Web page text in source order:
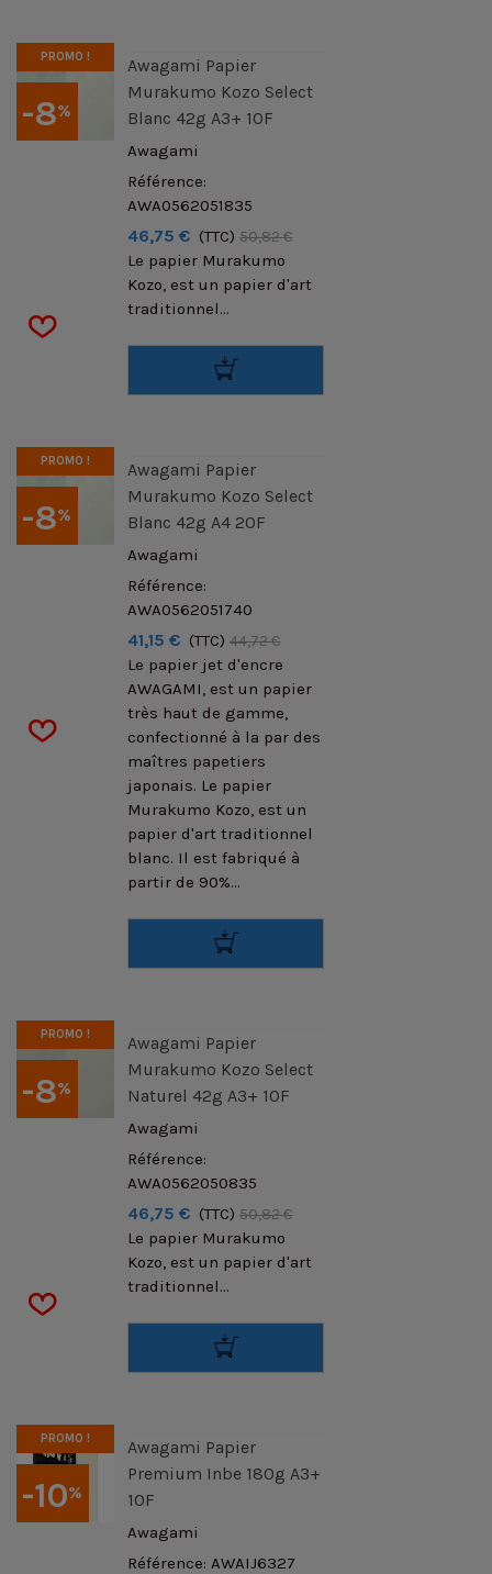
-8%
PROMO !
Awagami Papier
Murakumo Kozo Select
Blanc 42g A3+ 10F
Awagami
Référence:
AWA0562051835
46,75 € (TTC) 50,82 €
Le papier Murakumo
Kozo, est un papier d'art
traditionnel...
-8%
PROMO !
Awagami Papier
Murakumo Kozo Select
Blanc 42g A4 20F
Awagami
Référence:
AWA0562051740
41,15 € (TTC) 44,72 €
Le papier jet d'encre
AWAGAMI, est un papier
très haut de gamme,
confectionné à la par des
maîtres papetiers
japonais. Le papier
Murakumo Kozo, est un
papier d'art traditionnel
blanc. Il est fabriqué à
partir de 90%...
-8%
PROMO !
Awagami Papier
Murakumo Kozo Select
Naturel 42g A3+ 10F
Awagami
Référence:
AWA0562050835
46,75 € (TTC) 50,82 €
Le papier Murakumo
Kozo, est un papier d'art
traditionnel...
-10%
PROMO !
Awagami Papier
Premium Inbe 180g A3+
10F
Awagami
Référence: AWAIJ6327